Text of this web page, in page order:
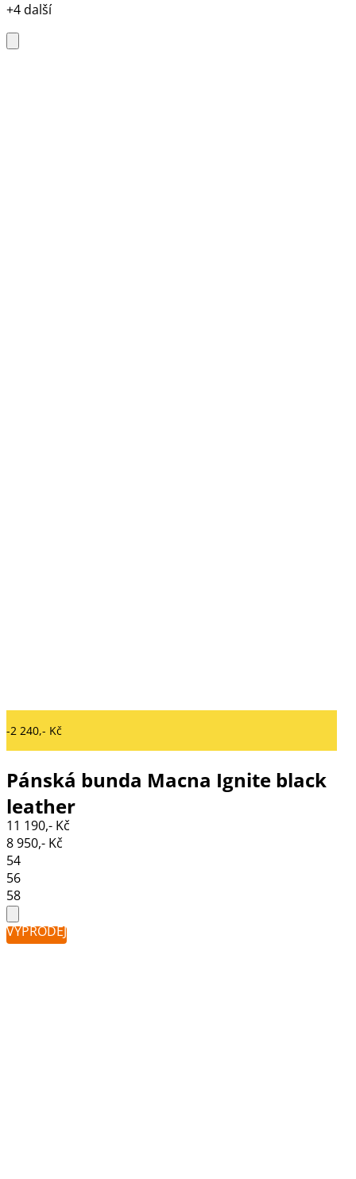
+4 další
-2 240,- Kč
Pánská bunda Macna Ignite black
leather
11 190,- Kč
8 950,- Kč
54
56
58
VÝPRODEJ